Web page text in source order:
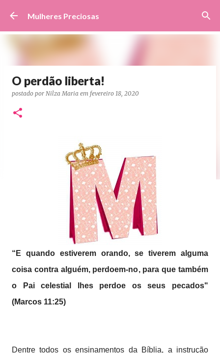
Pular para o conteúdo principal
Mulheres Preciosas
O perdão liberta!
postado por Nilza Maria em fevereiro 18, 2020
“E quando estiverem orando, se tiverem alguma
coisa contra alguém, perdoem-no, para que também
o Pai celestial lhes perdoe os seus pecados"
(Marcos 11:25)
Dentre todos os ensinamentos da Bíblia, a instrução